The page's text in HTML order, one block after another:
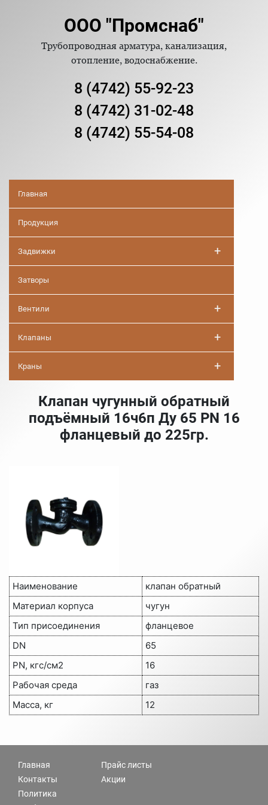
ООО "Промснаб"
Трубопроводная арматура, канализация,
отопление, водоснабжение.
8 (4742) 55-92-23
8 (4742) 31-02-48
8 (4742) 55-54-08
Главная
Продукция
Задвижки +
Затворы
Вентили +
Клапаны +
Краны +
Клапан чугунный обратный
подъёмный 16ч6п Ду 65 PN 16
фланцевый до 225гр.
Наименование
клапан обратный
Материал корпуса
чугун
Тип присоединения
фланцевое
DN
65
PN, кгс/см2
16
Рабочая среда
газ
Масса, кг
12
Главная
Контакты
Политика
Прайс листы
Акции